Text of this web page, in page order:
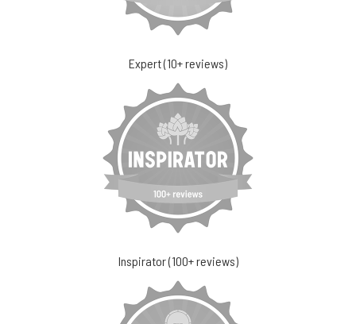
Expert (10+ reviews)
Inspirator (100+ reviews)